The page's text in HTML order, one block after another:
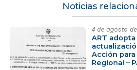
Noticias
4 de agosto
ART
Acción
Regional –